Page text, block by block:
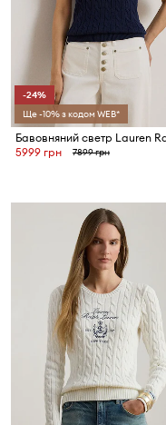
-24%
Ще -10% з кодом WEB*
5999 грн
7899 грн